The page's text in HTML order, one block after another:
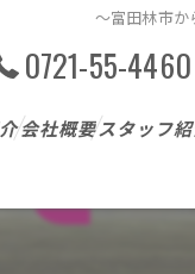
～富田林市か
0721-55-4460
会社概要スタッフ